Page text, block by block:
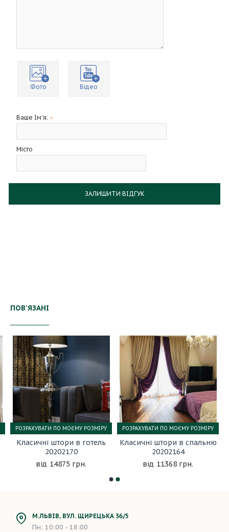
Фото Відео
Ваше Ім'я:
Місто
ЗАЛИШИТИ ВІДГУК
ПОВ'ЯЗАНІ
Класичні штори в готель
20202170
14875 грн.
РОЗРАХУВАТИ ПО МОЄМУ РОЗМІРУ
Класичні штори в спальню
20202164
11368 грн.
РОЗРАХУВАТИ ПО МОЄМУ РОЗМІРУ
М.ЛЬВІВ, ВУЛ. ЩИРЕЦЬКА 36/5
Пн: 10:00 - 18:00